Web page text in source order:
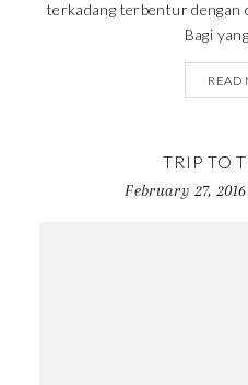
terkadang terbentur dengan
Bagi
READ
TRIP TO
February 27, 2016